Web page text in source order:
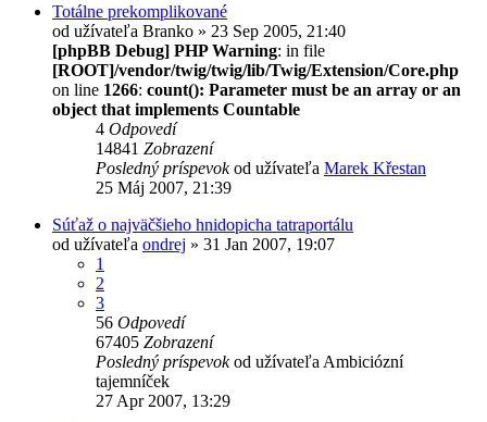
Totálne prekomplikované
od užívateľa Branko » 23 Sep 2005, 21:40
[phpBB Debug] PHP Warning: in file
[ROOT]/vendor/twig/twig/lib/Twig/Extension/Core.php
on line 1266: count(): Parameter must be an array or an
object that implements Countable
4 Odpovedí
14841 Zobrazení
Posledný príspevokod užívateľa Marek Křestan
25 Máj 2007, 21:39
Súťaž o najväčšieho hnidopicha tatraportálu
od užívateľa ondrej » 31 Jan 2007, 19:07
1
2
3
56 Odpovedí
67405 Zobrazení
Posledný príspevokod užívateľa Ambiciózní
tajemníček
27 Apr 2007, 13:29